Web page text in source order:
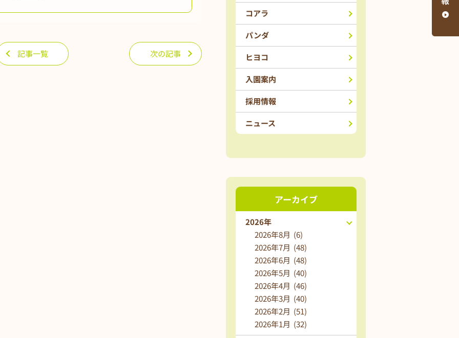
記事一覧 次の記事
コアラ
パンダ
ヒヨコ
入園案内
採用情報
ニュース
アーカイブ
2026年
2026年8月 (6)
2026年7月 (48)
2026年6月 (48)
2026年5月 (40)
2026年4月 (46)
2026年3月 (40)
2026年2月 (51)
2026年1月 (32)